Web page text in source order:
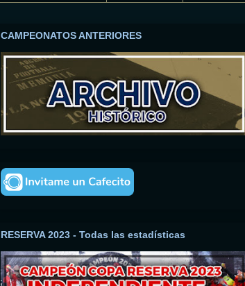
CAMPEONATOS ANTERIORES
RESERVA 2023 - Todas las estadísticas